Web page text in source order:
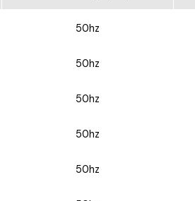
50hz
50hz
50hz
50hz
50hz